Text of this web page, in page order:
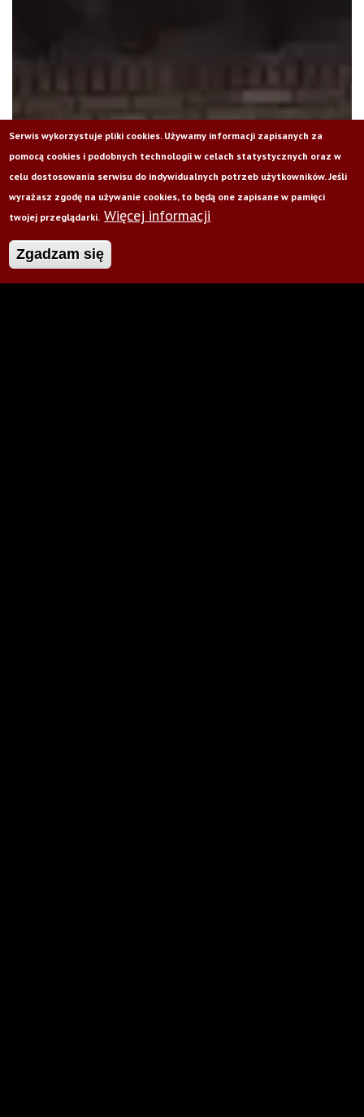
Serwis wykorzystuje pliki cookies. Używamy informacji zapisanych za
pomocą cookies i podobnych technologii w celach statystycznych oraz w
celu dostosowania serwisu do indywidualnych potrzeb użytkowników. Jeśli
wyrażasz zgodę na używanie cookies, to będą one zapisane w pamięci
twojej przeglądarki. Więcej informacji
Zgadzam się